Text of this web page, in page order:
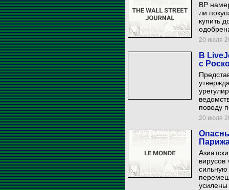
BP
ли
купить
20 июля
В
с
поводу
20 июля
вирусов
усилены